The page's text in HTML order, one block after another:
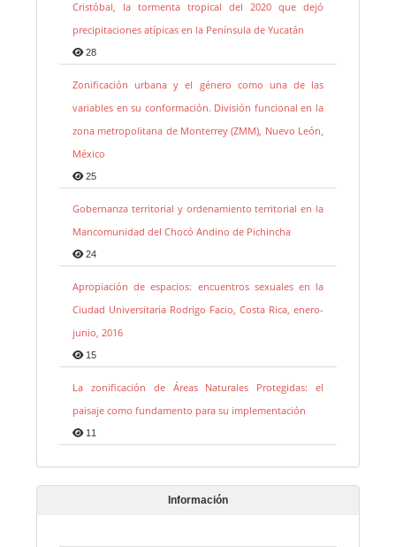
Cristóbal, la tormenta tropical del 2020 que dejó
precipitaciones atípicas en la Península de Yucatán
28
Zonificación urbana y el género como una de las
variables en su conformación. División funcional en la
zona metropolitana de Monterrey (ZMM), Nuevo León,
México
25
Gobernanza territorial y ordenamiento territorial en la
Mancomunidad del Chocó Andino de Pichincha
24
Apropiación de espacios: encuentros sexuales en la
Ciudad Universitaria Rodrigo Facio, Costa Rica, enero-
junio, 2016
15
La zonificación de Áreas Naturales Protegidas: el
paisaje como fundamento para su implementación
11
Información